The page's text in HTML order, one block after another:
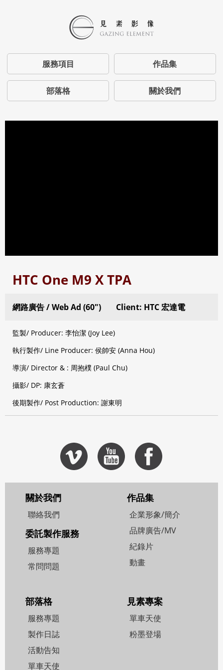
服務項目 作品集
部落格 關於我們
HTC One M9 X TPA
網路廣告 / Web Ad (60″) Client: HTC 宏達電
監製/ Producer: 李怡潔 (Joy Lee)
執行製作/ Line Producer: 侯帥安 (Anna Hou)
導演/ Director & : 周抱樸 (Paul Chu)
攝影/ DP: 康玄蒼
後期製作/ Post Production: 謝東明
關於我們
聯絡我們
委託製作服務
服務專題
常問問題
作品集
企業形象/簡介
品牌廣告/MV
紀錄片
動畫
部落格
服務專題
製作日誌
活動告知
單車天使
見素專案
單車天使
粉墨登場